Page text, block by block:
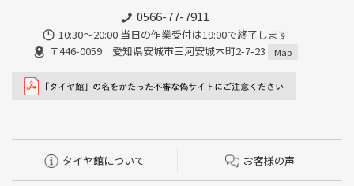
0566-77-7911
10:30〜20:00 当日の作業受付は19:00で終了します
〒446-0059 愛知県安城市三河安城本町2-7-23
Map
タイヤ館について お客様の声